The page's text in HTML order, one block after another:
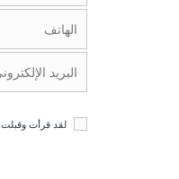
لقد قرأت وقبلت